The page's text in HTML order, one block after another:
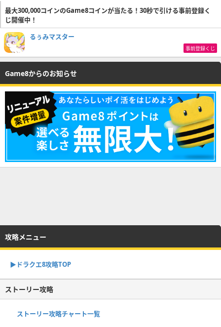
最大300,000コインのGame8コインが当たる！30秒で引ける事前登録く
じ開催中！
るぅみマスター
事前登録くじ
Game8からのお知らせ
攻略メニュー
▶︎ドラクエ8攻略TOP
ストーリー攻略
ストーリー攻略チャート一覧